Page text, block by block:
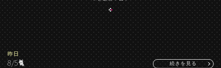
昨日
8/5🐈 続きを見る